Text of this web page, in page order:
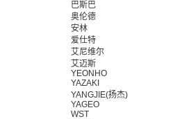
巴斯巴
奥伦德
安林
爱仕特
艾尼维尔
艾迈斯
YEONHO
YAZAKI
YANGJIE(扬杰)
YAGEO
WST